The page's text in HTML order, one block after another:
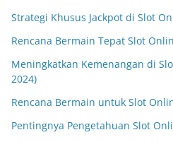
Strategi Khusus Jackpot di Slot
Rencana Bermain Tepat Slot
Meningkatkan Kemenangan di
2024)
Rencana Bermain untuk Slot
Pentingnya Pengetahuan Slot